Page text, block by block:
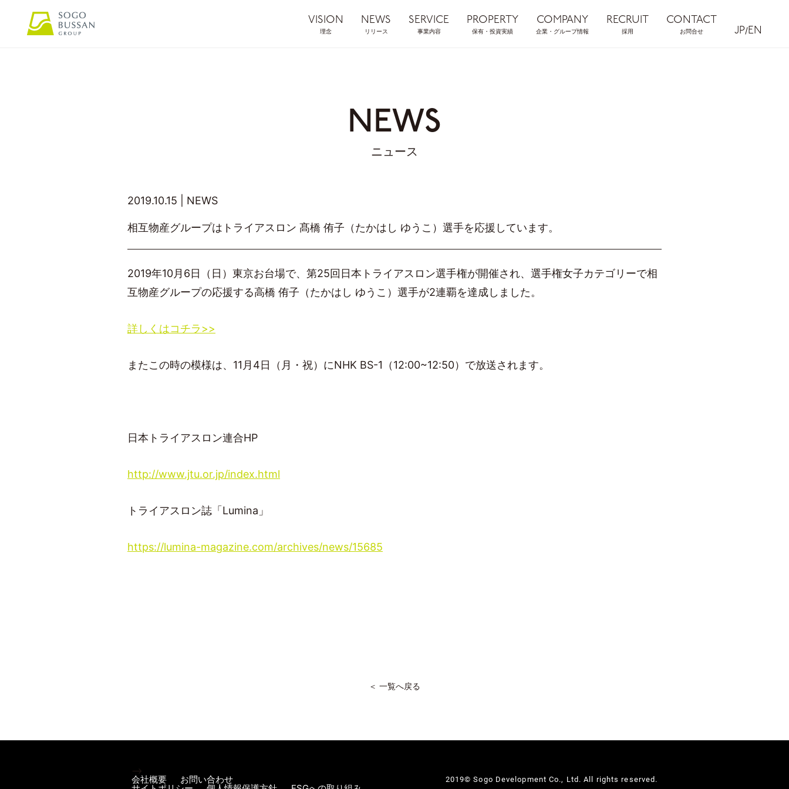
VISION
理念
NEWS
リリース
SERVICE
事業内容
PROPERTY
保有・投資実績
COMPANY
企業・グループ情報
RECRUIT
採用
CONTACT
お問合せ JP/EN
NEWS
ニュース
2019.10.15 | NEWS
相互物産グループはトライアスロン 髙橋 侑子（たかはし ゆうこ）選手を応援しています。
2019年10月6日（日）東京お台場で、第25回日本トライアスロン選手権が開催され、選手権女子カテゴリーで相
互物産グループの応援する高橋 侑子（たかはし ゆうこ）選手が2連覇を達成しました。
詳しくはコチラ>>
またこの時の模様は、11月4日（月・祝）にNHK BS-1（12:00~12:50）で放送されます。
日本トライアスロン連合HP
http://www.jtu.or.jp/index.html
トライアスロン誌「Lumina」
https://lumina-magazine.com/archives/news/15685
＜ 一覧へ戻る
-->
会社概要 お問い合わせ 2019© Sogo Development Co., Ltd. All rights reserved.